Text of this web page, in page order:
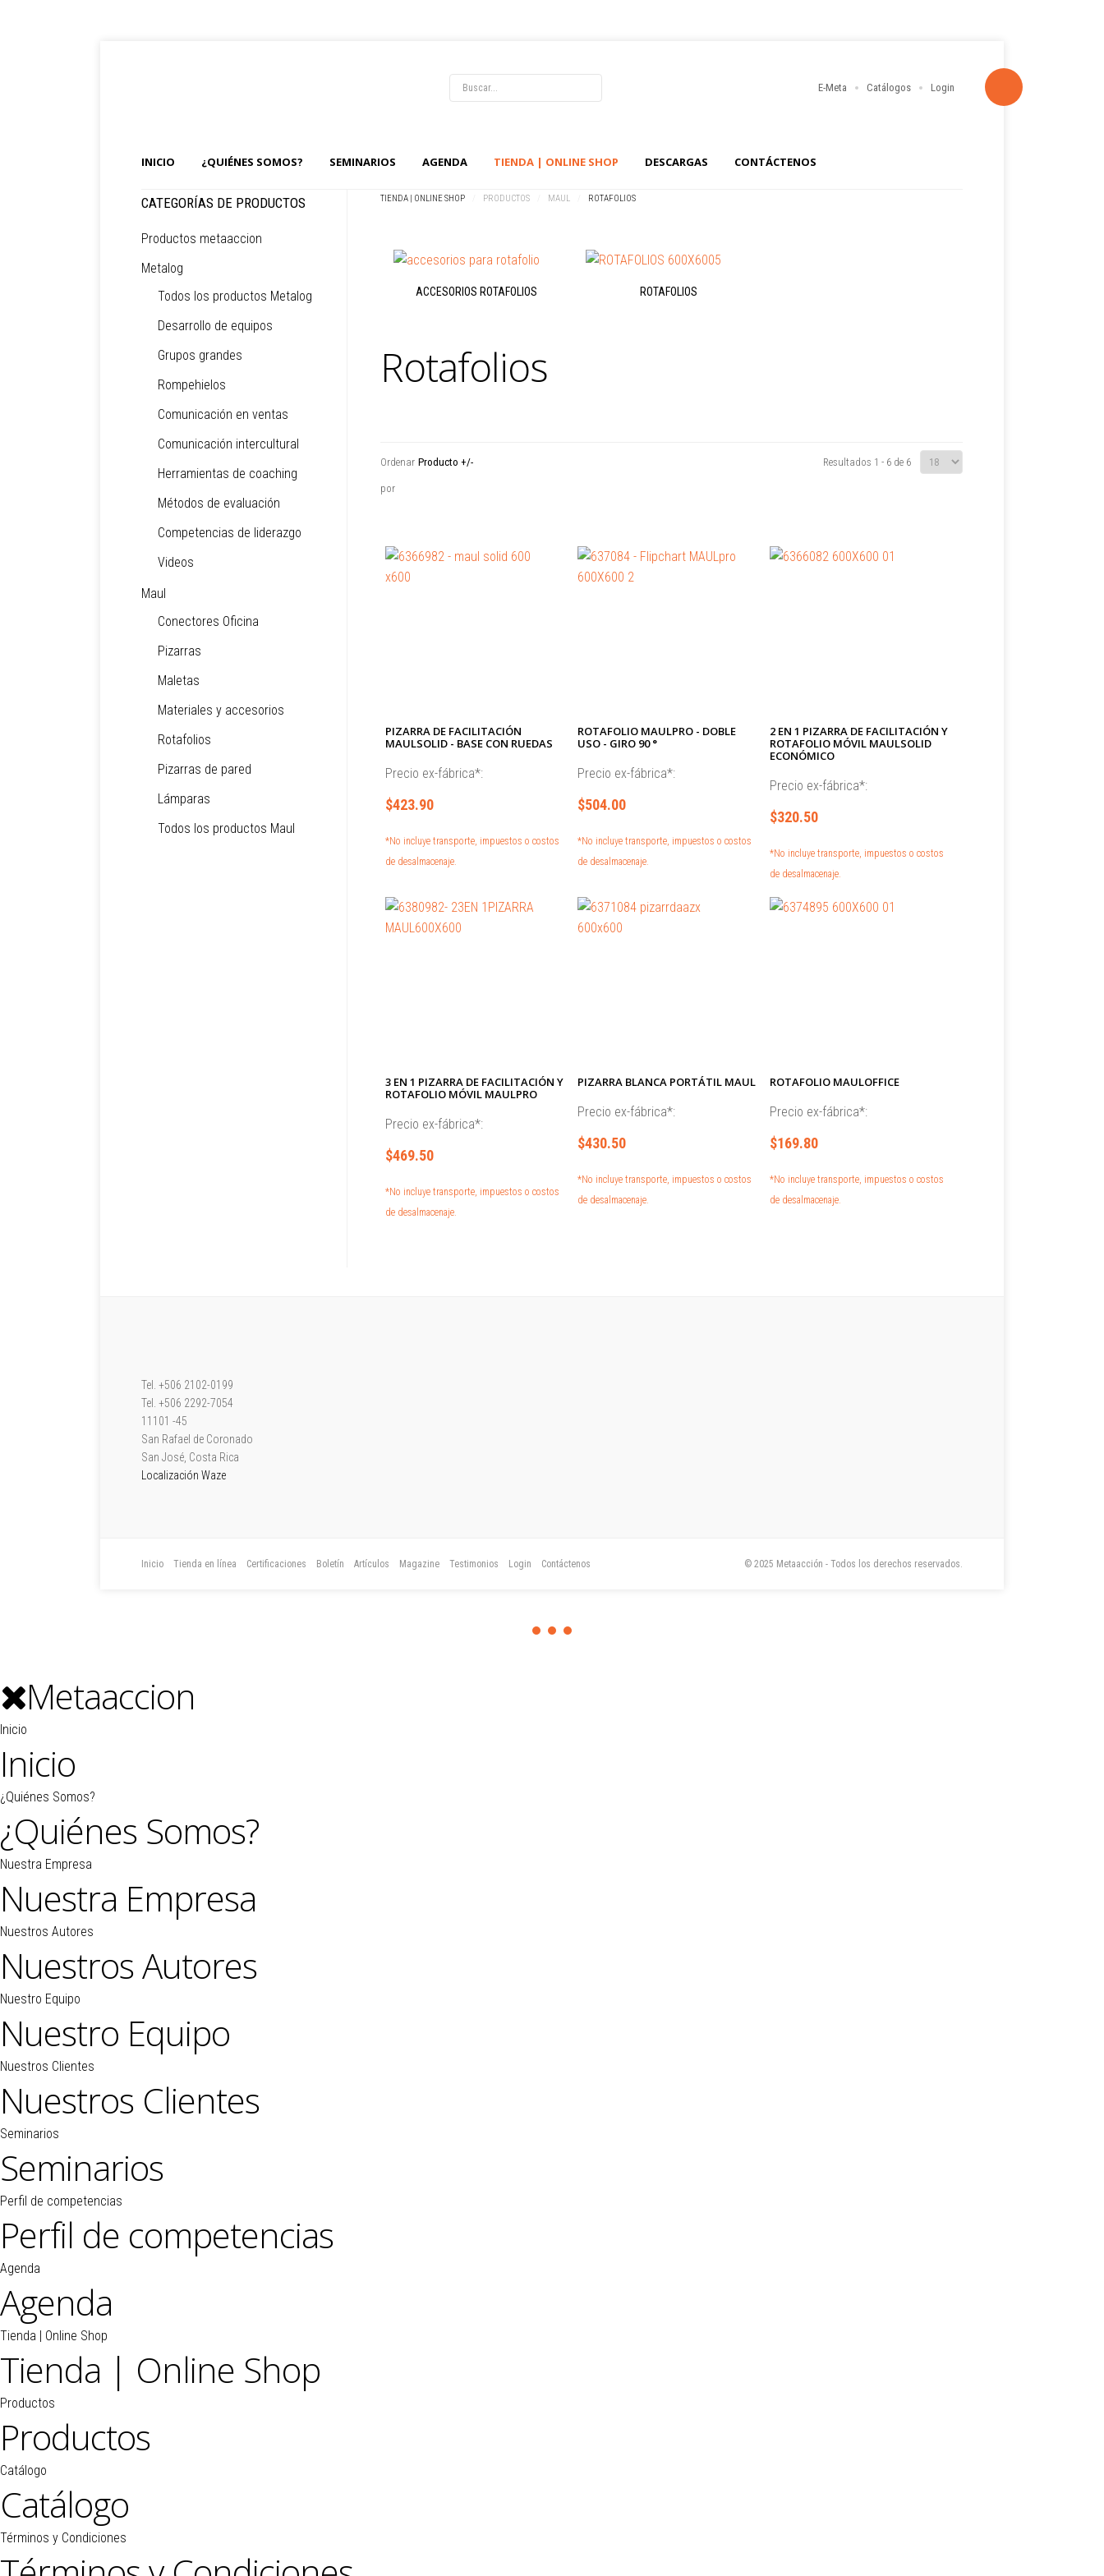
E-Meta Catálogos Login
INICIO ¿QUIÉNES SOMOS? SEMINARIOS AGENDA TIENDA | ONLINE SHOP DESCARGAS CONTÁCTENOS
TIENDA | ONLINE SHOP PRODUCTOS MAUL ROTAFOLIOS
ACCESORIOS ROTAFOLIOS ROTAFOLIOS
Rotafolios
Ordenar
por
Producto +/- Resultados 1 - 6 de 6
PIZARRA DE FACILITACIÓN
MAULSOLID - BASE CON RUEDAS
Precio ex-fábrica*:
$423.90
*No incluye transporte, impuestos o costos
de desalmacenaje.
ROTAFOLIO MAULPRO - DOBLE
USO - GIRO 90 °
Precio ex-fábrica*:
$504.00
*No incluye transporte, impuestos o costos
de desalmacenaje.
2 EN 1 PIZARRA DE FACILITACIÓN Y
ROTAFOLIO MÓVIL MAULSOLID
ECONÓMICO
Precio ex-fábrica*:
$320.50
*No incluye transporte, impuestos o costos
de desalmacenaje.
3 EN 1 PIZARRA DE FACILITACIÓN Y
ROTAFOLIO MÓVIL MAULPRO
Precio ex-fábrica*:
$469.50
*No incluye transporte, impuestos o costos
de desalmacenaje.
PIZARRA BLANCA PORTÁTIL MAUL
Precio ex-fábrica*:
$430.50
*No incluye transporte, impuestos o costos
de desalmacenaje.
ROTAFOLIO MAULOFFICE
Precio ex-fábrica*:
$169.80
*No incluye transporte, impuestos o costos
de desalmacenaje.
CATEGORÍAS DE PRODUCTOS
Productos metaaccion
Metalog
Todos los productos Metalog
Desarrollo de equipos
Grupos grandes
Rompehielos
Comunicación en ventas
Comunicación intercultural
Herramientas de coaching
Métodos de evaluación
Competencias de liderazgo
Videos
Maul
Conectores Oficina
Pizarras
Maletas
Materiales y accesorios
Rotafolios
Pizarras de pared
Lámparas
Todos los productos Maul
Tel. +506 2102-0199
Tel. +506 2292-7054
11101 -45
San Rafael de Coronado
San José, Costa Rica
Localización Waze
Inicio Tienda en línea Certificaciones Boletín Artículos Magazine Testimonios Login Contáctenos © 2025 Metaacción - Todos los derechos reservados.
Metaaccion
Inicio
Inicio
¿Quiénes Somos?
¿Quiénes Somos?
Nuestra Empresa
Nuestra Empresa
Nuestros Autores
Nuestros Autores
Nuestro Equipo
Nuestro Equipo
Nuestros Clientes
Nuestros Clientes
Seminarios
Seminarios
Perfil de competencias
Perfil de competencias
Agenda
Agenda
Tienda | Online Shop
Tienda | Online Shop
Productos
Productos
Catálogo
Catálogo
Términos y Condiciones